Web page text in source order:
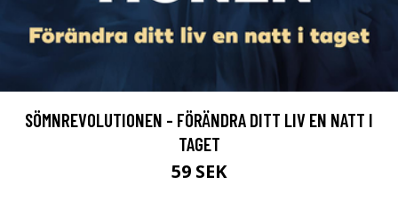
SÖMNREVOLUTIONEN - FÖRÄNDRA DITT LIV EN NATT I
TAGET
59 SEK